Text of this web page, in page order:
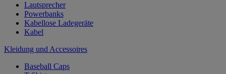
Lautsprecher
Powerbanks
Kabellose Ladegeräte
Kabel
Kleidung und Accessoires
Baseball Caps